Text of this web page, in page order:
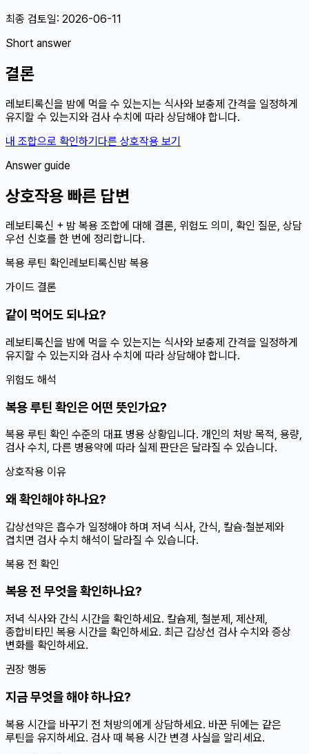
최종 검토일: 2026-06-11
Short answer
결론
레보티록신을 밤에 먹을 수 있는지는 식사와 보충제 간격을 일정하게
유지할 수 있는지와 검사 수치에 따라 상담해야 합니다.
내 조합으로 확인하기다른 상호작용 보기
Answer guide
상호작용 빠른 답변
레보티록신 + 밤 복용 조합에 대해 결론, 위험도 의미, 확인 질문, 상담
우선 신호를 한 번에 정리합니다.
복용 루틴 확인레보티록신밤 복용
가이드 결론
같이 먹어도 되나요?
레보티록신을 밤에 먹을 수 있는지는 식사와 보충제 간격을 일정하게
유지할 수 있는지와 검사 수치에 따라 상담해야 합니다.
위험도 해석
복용 루틴 확인은 어떤 뜻인가요?
복용 루틴 확인 수준의 대표 병용 상황입니다. 개인의 처방 목적, 용량,
검사 수치, 다른 병용약에 따라 실제 판단은 달라질 수 있습니다.
상호작용 이유
왜 확인해야 하나요?
갑상선약은 흡수가 일정해야 하며 저녁 식사, 간식, 칼슘·철분제와
겹치면 검사 수치 해석이 달라질 수 있습니다.
복용 전 확인
복용 전 무엇을 확인하나요?
저녁 식사와 간식 시간을 확인하세요. 칼슘제, 철분제, 제산제,
종합비타민 복용 시간을 확인하세요. 최근 갑상선 검사 수치와 증상
변화를 확인하세요.
권장 행동
지금 무엇을 해야 하나요?
복용 시간을 바꾸기 전 처방의에게 상담하세요. 바꾼 뒤에는 같은
루틴을 유지하세요. 검사 때 복용 시간 변경 사실을 알리세요.